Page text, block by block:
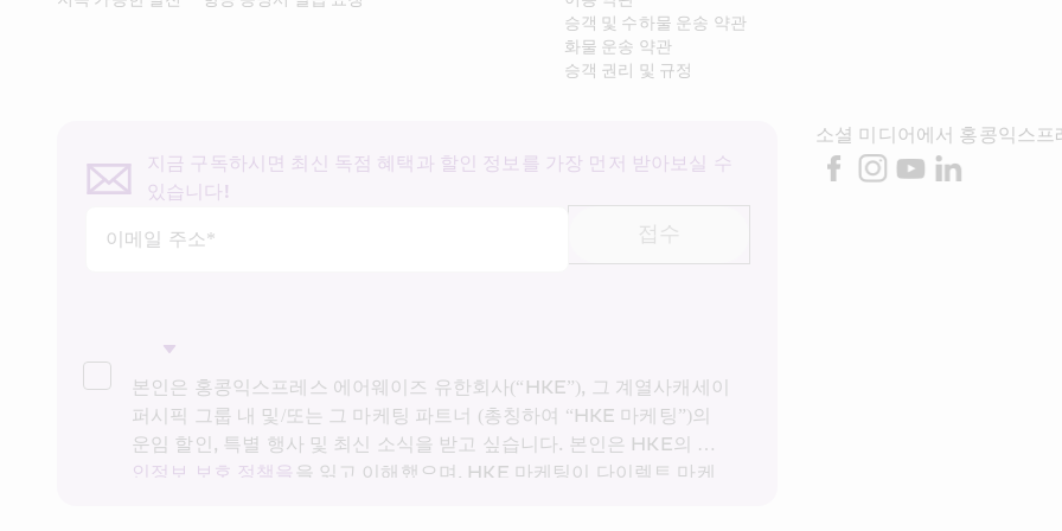
승객 및 수하물 운송 약관
화물 운송 약관
승객 권리 및 규정
지금 구독하시면 최신 독점 혜택과 할인 정보를 가장 먼저 받아보실 수
있습니다!
이메일 주소*
접수
본인은 홍콩익스프레스 에어웨이즈 유한회사(“HKE”), 그 계열사캐세이
퍼시픽 그룹 내 및/또는 그 마케팅 파트너 (총칭하여 “HKE 마케팅”)의
운임 할인, 특별 행사 및 최신 소식을 받고 싶습니다. 본인은 HKE의 개
인정보 보호 정책을 을 읽고 이해했으며, HKE 마케팅이 다이렉트 마케
소셜 미디어에서 홍콩익스